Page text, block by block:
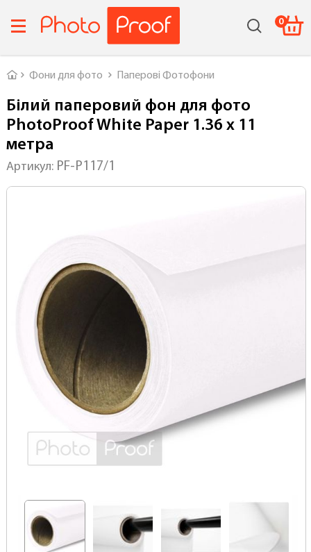
0
Головна
Фони для фото Паперові Фотофони
Білий паперовий фон для фото
PhotoProof White Paper 1.36 x 11
метра
Артикул: PF-P117/1